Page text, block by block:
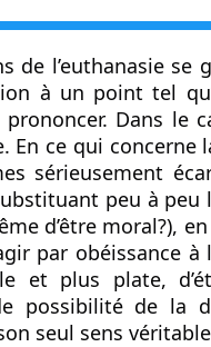
de l’euthanasie
à un point tel
Dans le
En ce qui concerne
sérieusement
peu à peu
d’être moral?),
par obéissance
et plus plate,
possibilité de la
seul sens